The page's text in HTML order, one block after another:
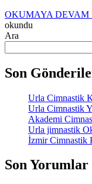
OKUMAYA DEVAM
okundu
Ara
Son
Urla Cimnastik
Urla Cimnastik
Akademi
Urla jimnastik
İzmir Cimnastik
Son Yorumlar